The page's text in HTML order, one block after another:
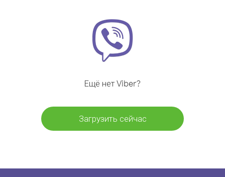
Ещё нет Viber?
Загрузить сейчас